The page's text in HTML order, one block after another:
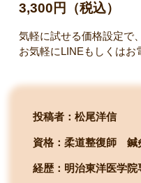
3,300円（税込）
気軽に試せる価格設定で
お気軽にLINEもしくはお
投稿者：松尾洋信
資格：柔道整復師
経歴：明治東洋医学